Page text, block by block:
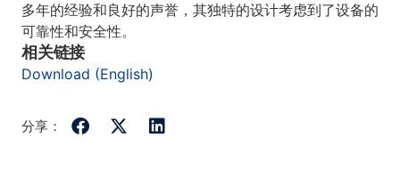
多年的经验和良好的声誉，其独特的设计考虑到了设备的
可靠性和安全性。
相关链接
Download (English)
分享：